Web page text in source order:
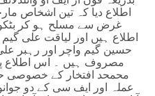
اطلاع دیا کہ تین اشخاص
غرض سے مسلح ہو کر
اطلاع ہیں اور لیاقت علی
حسین گیم واچر اور رہبر
مصروف ہیں ۔ اس اطلاع پر
محمحد افتخار کے خصوصی
عملہ اور ایف سی کے دو